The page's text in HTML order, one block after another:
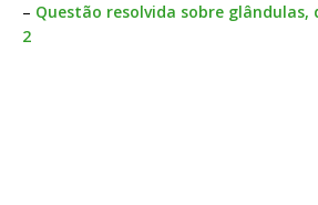
– Questão resolvida sobre glândulas,
2